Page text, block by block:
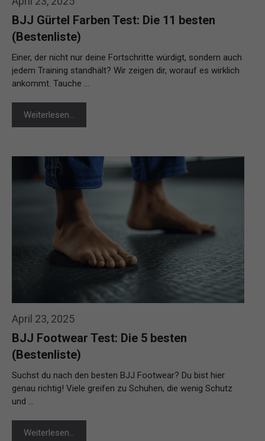
BJJ Gürtel Farben Test: Die 11 besten
(Bestenliste)
Einer, der nicht nur deine Fortschritte würdigt, sondern auch
jedem Training standhält? Wir zeigen dir, worauf es wirklich
ankommt. Tauche …
Weiterlesen…
April 23, 2025
BJJ Footwear Test: Die 5 besten
(Bestenliste)
Suchst du nach den besten BJJ Footwear? Du bist hier
genau richtig! Viele greifen zu Schuhen, die wenig Schutz
und …
Weiterlesen…